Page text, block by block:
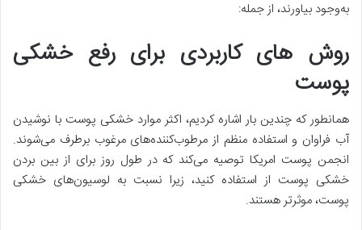
به‌وجود بیاورند، از جمله:
روش های کاربردی برای رفع خشکی
پوست
همانطور که چندین بار اشاره کردیم، اکثر موارد خشکی پوست با نوشیدن
آب فراوان و استفاده منظم از مرطوب‌کننده‌های مرغوب برطرف می‌شوند.
انجمن پوست امریکا توصیه می‌کند که در طول روز برای از بین بردن
خشکی پوست از استفاده کنید، زیرا نسبت به لوسیون‌های خشکی
پوست، موثرتر هستند.